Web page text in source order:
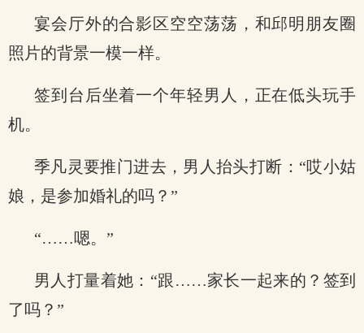
宴会厅外的合影区空空荡荡，和邱明朋友圈
照片的背景一模一样。
签到台后坐着一个年轻男人，正在低头玩手
机。
季凡灵要推门进去，男人抬头打断：“哎小姑
娘，是参加婚礼的吗？”
“……嗯。”
男人打量着她：“跟……家长一起来的？签到
了吗？”